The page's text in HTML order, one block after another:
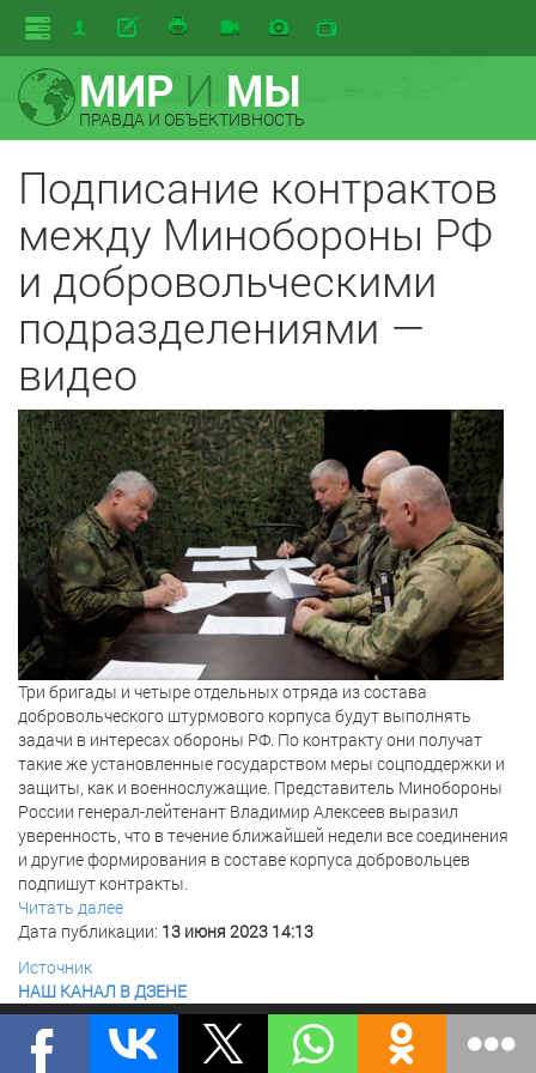
МИРИ МЫ
ПРАВДА И ОБЪЕКТИВНОСТЬ
Подписание контрактов
между Минобороны РФ
и добровольческими
подразделениями —
видео
Три бригады и четыре отдельных отряда из состава
добровольческого штурмового корпуса будут выполнять
задачи в интересах обороны РФ. По контракту они получат
такие же установленные государством меры соцподдержки и
защиты, как и военнослужащие. Представитель Минобороны
России генерал-лейтенант Владимир Алексеев выразил
уверенность, что в течение ближайшей недели все соединения
и другие формирования в составе корпуса добровольцев
подпишут контракты.
Читать далее
Дата публикации: 13 июня 2023 14:13
Источник
НАШ КАНАЛ В ДЗЕНЕ